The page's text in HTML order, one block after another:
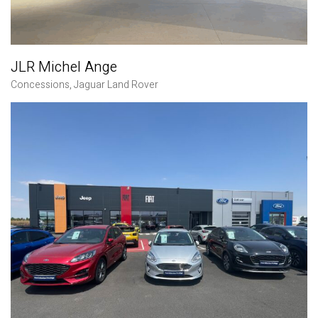
JLR Michel Ange
Concessions,Jaguar Land Rover